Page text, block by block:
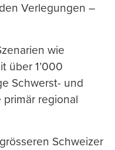
Verlegungen –
wie
über 1’000
Schwerst- und
regional
Schweizer